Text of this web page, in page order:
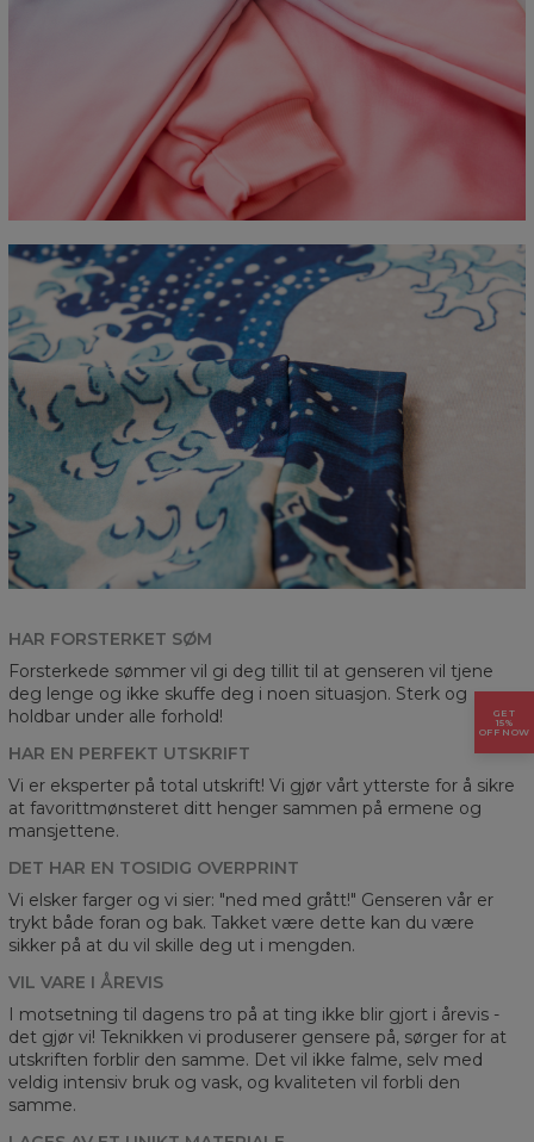
HAR FORSTERKET SØM
Forsterkede sømmer vil gi deg tillit til at genseren vil tjene
deg lenge og ikke skuffe deg i noen situasjon. Sterk og
holdbar under alle forhold!
HAR EN PERFEKT UTSKRIFT
Vi er eksperter på total utskrift! Vi gjør vårt ytterste for å sikre
at favorittmønsteret ditt henger sammen på ermene og
mansjettene.
DET HAR EN TOSIDIG OVERPRINT
Vi elsker farger og vi sier: "ned med grått!" Genseren vår er
trykt både foran og bak. Takket være dette kan du være
sikker på at du vil skille deg ut i mengden.
VIL VARE I ÅREVIS
I motsetning til dagens tro på at ting ikke blir gjort i årevis -
det gjør vi! Teknikken vi produserer gensere på, sørger for at
utskriften forblir den samme. Det vil ikke falme, selv med
veldig intensiv bruk og vask, og kvaliteten vil forbli den
samme.
GET
15%
OFF NOW